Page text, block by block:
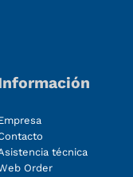
técnica
Order